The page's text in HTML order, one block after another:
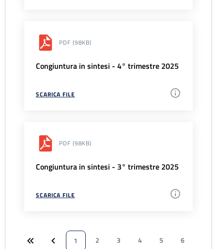
PDF (98KB)
Congiuntura in sintesi - 4° trimestre 2025
SCARICA FILE
PDF (98KB)
Congiuntura in sintesi - 3° trimestre 2025
SCARICA FILE
1 2 3 4 5
6